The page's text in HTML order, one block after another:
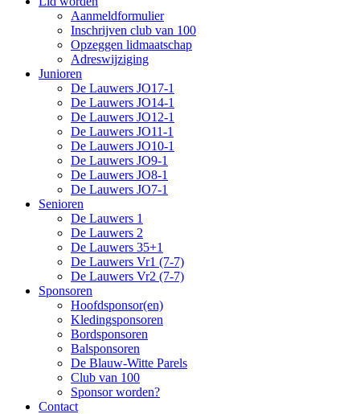
Aanmeldformulier
Inschrijven club van 100
Opzeggen lidmaatschap
Adreswijziging
Junioren
De Lauwers JO17-1
De Lauwers JO14-1
De Lauwers JO12-1
De Lauwers JO11-1
De Lauwers JO10-1
De Lauwers JO9-1
De Lauwers JO8-1
De Lauwers JO7-1
Senioren
De Lauwers 1
De Lauwers 2
De Lauwers 35+1
De Lauwers Vr1 (7-7)
De Lauwers Vr2 (7-7)
Sponsoren
Hoofdsponsor(en)
Kledingsponsoren
Bordsponsoren
Balsponsoren
De Blauw-Witte Parels
Club van 100
Sponsor worden?
Contact